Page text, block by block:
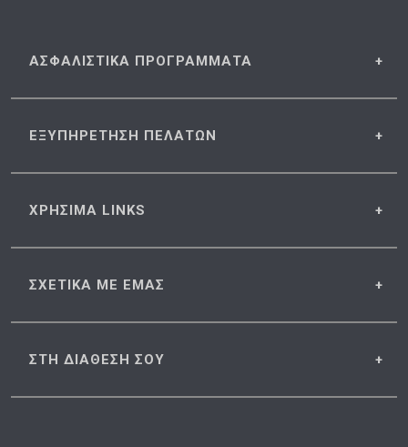
ΑΣΦΑΛΙΣΤΙΚΑ ΠΡΟΓΡΑΜΜΑΤΑ
ΕΞΥΠΗΡΕΤΗΣΗ ΠΕΛΑΤΩΝ
ΧΡΗΣΙΜΑ LINKS
ΣΧΕΤΙΚΑ ΜΕ ΕΜΑΣ
ΣΤΗ ΔΙΑΘΕΣΗ ΣΟΥ